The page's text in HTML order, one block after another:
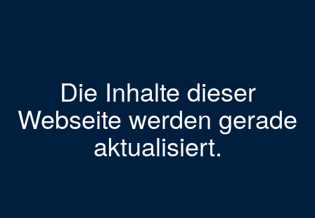
Die Inhalte dieser
Webseite werden gerade
aktualisiert.